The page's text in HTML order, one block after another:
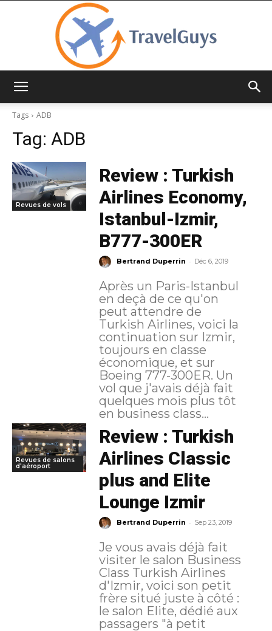
Tags
ADB
Tag: ADB
Revues de vols
Review : Turkish
Airlines Economy,
Istanbul-Izmir,
B777-300ER
Bertrand Duperrin - Déc 6, 2019
Après un Paris-Istanbul
en deçà de ce qu'on
peut attendre de
Turkish Airlines, voici la
continuation sur Izmir,
toujours en classe
économique, et sur
Boeing 777-300ER. Un
vol que j'avais déjà fait
quelques mois plus tôt
en business class...
Revues de salons
d'aéroport
Review : Turkish
Airlines Classic
plus and Elite
Lounge Izmir
Bertrand Duperrin - Sep 23, 2019
Je vous avais déjà fait
visiter le salon Business
Class Turkish Airlines
d'Izmir, voici son petit
frère situé juste à côté :
le salon Elite, dédié aux
passagers "à petit